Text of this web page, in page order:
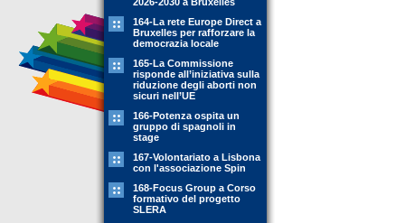
164-La rete Europe Direct a
Bruxelles per rafforzare la
democrazia locale
165-La Commissione
risponde all’iniziativa sulla
riduzione degli aborti non
sicuri nell’UE
166-Potenza ospita un
gruppo di spagnoli in
stage
167-Volontariato a Lisbona
con l'associazione Spin
168-Focus Group a Corso
formativo del progetto
SLERA